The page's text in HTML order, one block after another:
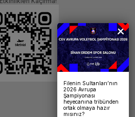
Filenin Sultanları’nın
2026 Avrupa
Şampiyonası
heyecanına tribünden
ortak olmaya hazır
mısınız?